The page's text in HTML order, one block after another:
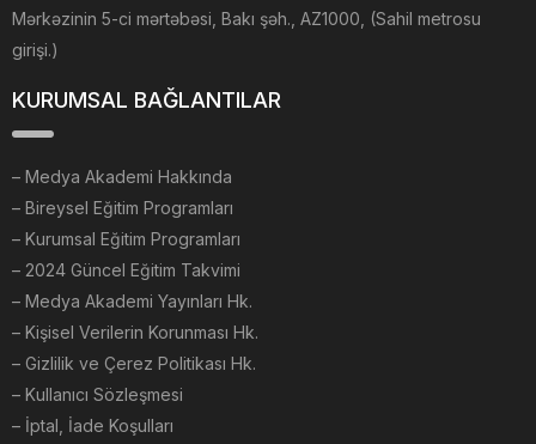
Mərkəzinin 5-ci mərtəbəsi, Bakı şəh., AZ1000, (Sahil metrosu
girişi.)
KURUMSAL BAĞLANTILAR
– Medya Akademi Hakkında
– Bireysel Eğitim Programları
– Kurumsal Eğitim Programları
– 2024 Güncel Eğitim Takvimi
– Medya Akademi Yayınları Hk.
– Kişisel Verilerin Korunması Hk.
– Gizlilik ve Çerez Politikası Hk.
– Kullanıcı Sözleşmesi
– İptal, İade Koşulları